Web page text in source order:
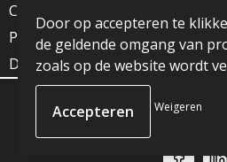
Cookieverklaring
Privacyverklaring
Disclaimer
© Copyright JG
Door op accepteren te
de geldende omgang van
zoals op de website wordt
Weigeren